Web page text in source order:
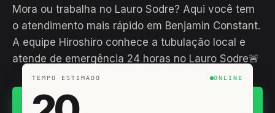
Mora ou trabalha no Lauro Sodre? Aqui você tem
o atendimento mais rápido em Benjamin Constant.
A equipe Hiroshiro conhece a tubulação local e
atende de emergência 24 horas no Lauro Sodre🚨
TEMPO ESTIMADO ONLINE